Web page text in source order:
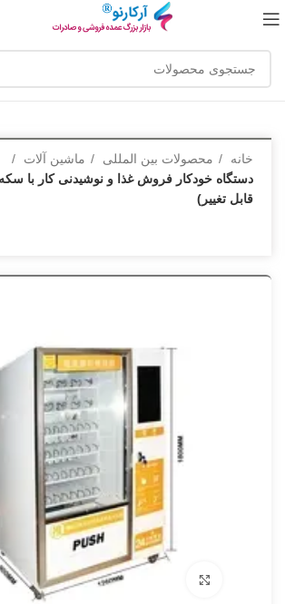
خانه محصولات بین المللی
ماشین آلات
دستگاه خودکار فروش غذا و نوشیدنی کار با
قابل تغییر)
برای بزرگنمایی کلیک کنید